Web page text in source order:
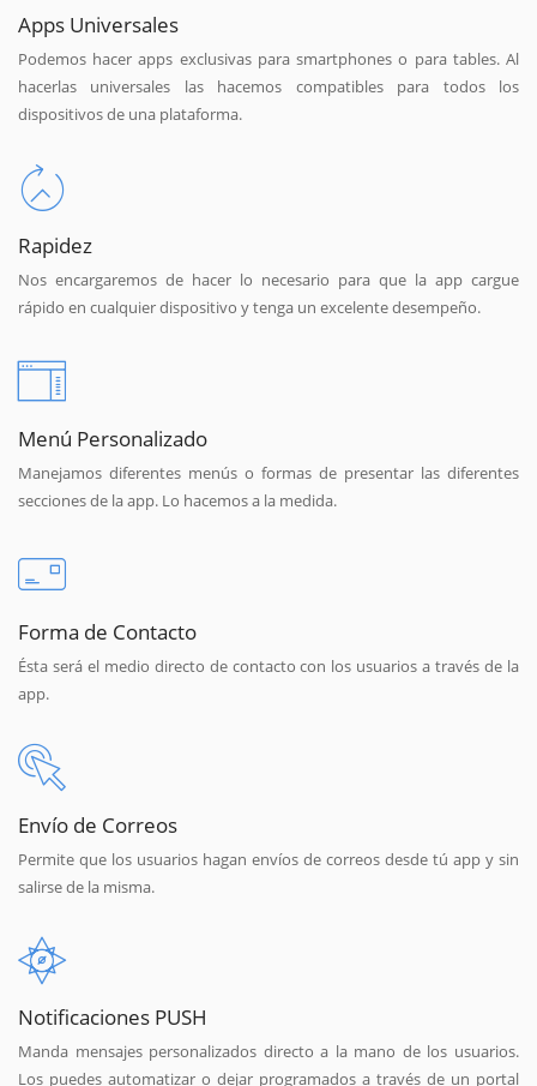
Apps Universales
Podemos hacer apps exclusivas para smartphones o para tables. Al
hacerlas universales las hacemos compatibles para todos los
dispositivos de una plataforma.
Rapidez
Nos encargaremos de hacer lo necesario para que la app cargue
rápido en cualquier dispositivo y tenga un excelente desempeño.
Menú Personalizado
Manejamos diferentes menús o formas de presentar las diferentes
secciones de la app. Lo hacemos a la medida.
Forma de Contacto
Ésta será el medio directo de contacto con los usuarios a través de la
app.
Envío de Correos
Permite que los usuarios hagan envíos de correos desde tú app y sin
salirse de la misma.
Notificaciones PUSH
Manda mensajes personalizados directo a la mano de los usuarios.
Los puedes automatizar o dejar programados a través de un portal